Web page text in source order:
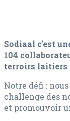
Sodiaal c’est
104
terroirs laitiers
Notre défi :
challenge des
et promouvoir